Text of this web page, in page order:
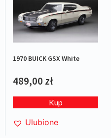
1970 BUICK GSX White
489,00 zł
Kup
Ulubione